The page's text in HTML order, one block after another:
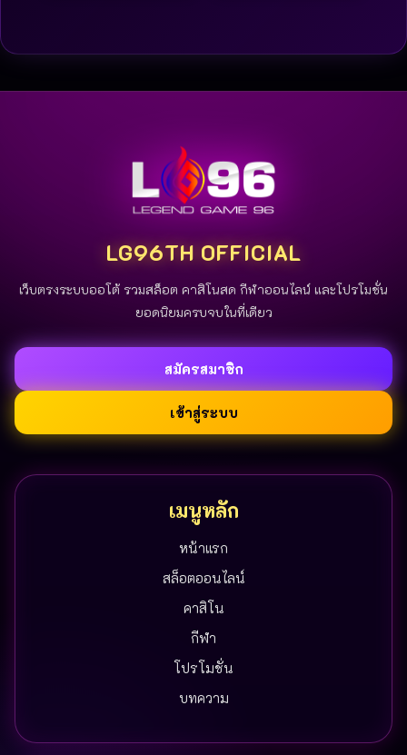
LG96TH OFFICIAL
เว็บตรงระบบออโต้ รวมสล็อต คาสิโนสด กีฬาออนไลน์ และโปรโมชั่น
ยอดนิยมครบจบในที่เดียว
สมัครสมาชิก
เข้าสู่ระบบ
เมนูหลัก
หน้าแรก
สล็อตออนไลน์
คาสิโน
กีฬา
โปรโมชั่น
บทความ